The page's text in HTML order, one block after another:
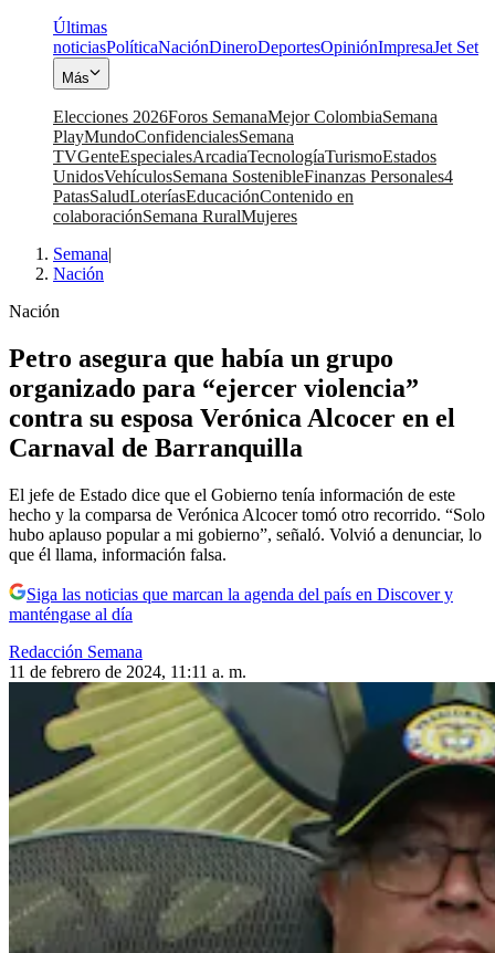
Últimas
noticiasPolíticaNaciónDineroDeportesOpiniónImpresaJet Set
Más
Elecciones 2026Foros SemanaMejor ColombiaSemana
PlayMundoConfidencialesSemana
TVGenteEspecialesArcadiaTecnologíaTurismoEstados
UnidosVehículosSemana SostenibleFinanzas Personales4
PatasSaludLoteríasEducaciónContenido en
colaboraciónSemana RuralMujeres
Semana|
Nación
Nación
Petro asegura que había un grupo
organizado para “ejercer violencia”
contra su esposa Verónica Alcocer en el
Carnaval de Barranquilla
El jefe de Estado dice que el Gobierno tenía información de este
hecho y la comparsa de Verónica Alcocer tomó otro recorrido. “Solo
hubo aplauso popular a mi gobierno”, señaló. Volvió a denunciar, lo
que él llama, información falsa.
Siga las noticias que marcan la agenda del país en Discover y
manténgase al día
Redacción Semana
11 de febrero de 2024, 11:11 a. m.